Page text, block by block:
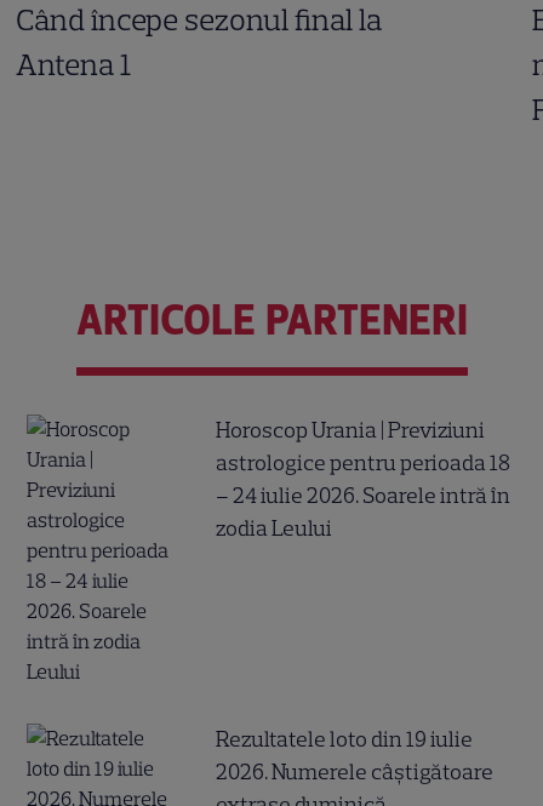
Când începe sezonul final la
Antena 1
ARTICOLE PARTENERI
Horoscop Urania | Previziuni
astrologice pentru perioada 18
– 24 iulie 2026. Soarele intră în
zodia Leului
Rezultatele loto din 19 iulie
2026. Numerele câştigătoare